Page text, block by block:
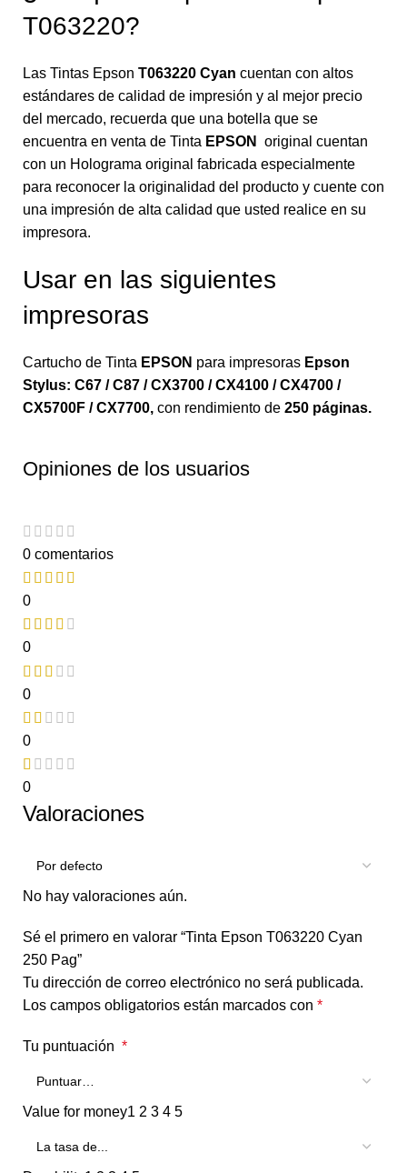
T063220?
Las Tintas Epson T063220 Cyan cuentan con altos
estándares de calidad de impresión y al mejor precio
del mercado, recuerda que una botella que se
encuentra en venta de Tinta EPSON
original cuentan
con un Holograma original fabricada especialmente
para reconocer la originalidad del producto y cuente con
una impresión de alta calidad que usted realice en su
impresora.
Usar en las siguientes
impresoras
Cartucho de Tinta EPSON para impresoras Epson
Stylus: C67 / C87 / CX3700 / CX4100 / CX4700 /
CX5700F / CX7700, con rendimiento de 250 páginas.
Opiniones de los usuarios
0 comentarios
0
0
0
0
0
Valoraciones
No hay valoraciones aún.
Sé el primero en valorar “Tinta Epson T063220 Cyan
250 Pag”
Tu dirección de correo electrónico no será publicada.
Los campos obligatorios están marcados con *
Tu puntuación *
Value for money1 2 3 4 5